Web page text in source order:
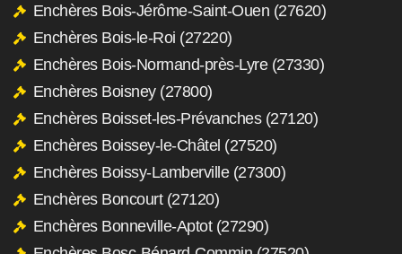
Enchères Bois-Jérôme-Saint-Ouen (27620)
Enchères Bois-le-Roi (27220)
Enchères Bois-Normand-près-Lyre (27330)
Enchères Boisney (27800)
Enchères Boisset-les-Prévanches (27120)
Enchères Boissey-le-Châtel (27520)
Enchères Boissy-Lamberville (27300)
Enchères Boncourt (27120)
Enchères Bonneville-Aptot (27290)